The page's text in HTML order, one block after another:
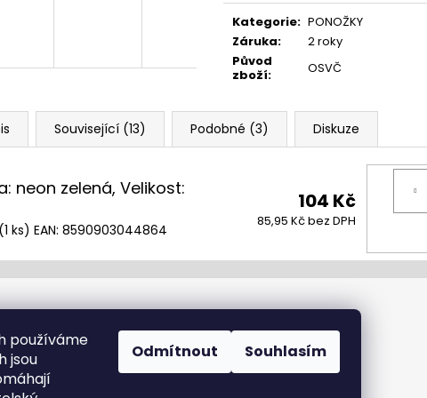
používáme
jsou
Odmítnout Souhlasím
cena:
Kategorie: PONOŽKY
Záruka:
2 roky
Původ
zboží: OSVČ
Související (13) Podobné (3) Diskuze
neon zelená, Velikost:
(1 ks) EAN: 8590903044864
104 Kč
85,95 Kč bez DPH
@cyklotomek.cz